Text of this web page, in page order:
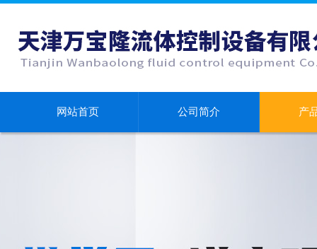
网站首页 公司简介 产